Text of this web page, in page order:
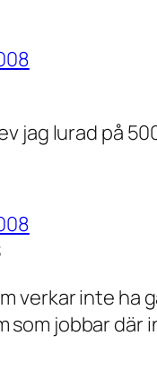
jag lurad på
verkar inte ha
som jobbar där